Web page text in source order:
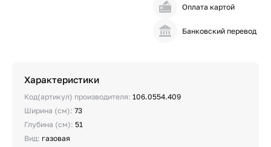
Оплата картой
Банковский перевод
Характеристики
Код(артикул) производителя: 106.0554.409
Ширина (см): 73
Глубина (см): 51
Вид: газовая